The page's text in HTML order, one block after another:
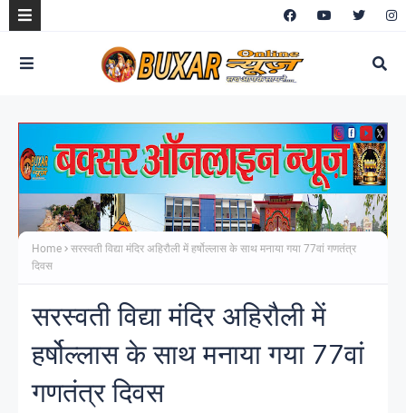
Home
सरस्वती विद्या मंदिर अहिरौली में हर्षोल्लास के साथ मनाया गया 77वां गणतंत्र
दिवस
सरस्वती विद्या मंदिर अहिरौली में
हर्षोल्लास के साथ मनाया गया 77वां
गणतंत्र दिवस